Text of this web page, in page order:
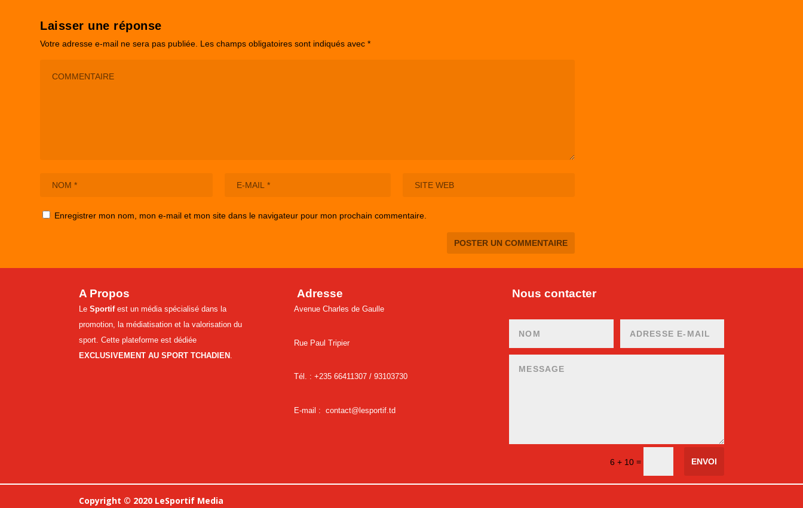
Laisser une réponse
Votre adresse e-mail ne sera pas publiée. Les champs obligatoires sont indiqués avec*
Enregistrer mon nom, mon e-mail et mon site dans le navigateur pour mon prochain commentaire.
A Propos
Le Sportifest un média spécialisé dans la
promotion, la médiatisation et la valorisation du
sport. Cette plateforme est dédiée
EXCLUSIVEMENT AU SPORT TCHADIEN .
Adresse
Avenue Charles de Gaulle
Rue Paul Tripier
Tél. : +235 66411307 / 93103730
E-mail : contact@lesportif.td
Nous contacter
6 + 10= ENVOI
Copyright © 2020 LeSportif Media